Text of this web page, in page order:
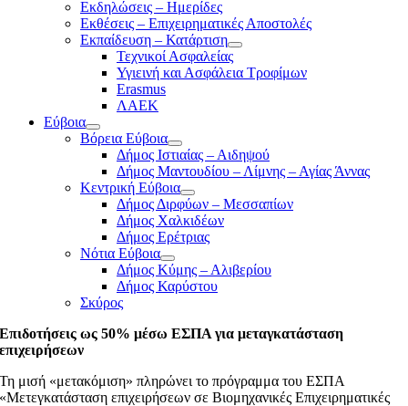
Εκδηλώσεις – Ημερίδες
Εκθέσεις – Επιχειρηματικές Αποστολές
Εκπαίδευση – Κατάρτιση
Τεχνικοί Ασφαλείας
Υγιεινή και Ασφάλεια Τροφίμων
Erasmus
ΛΑΕΚ
Εύβοια
Βόρεια Εύβοια
Δήμος Ιστιαίας – Αιδηψού
Δήμος Μαντουδίου – Λίμνης – Αγίας Άννας
Κεντρική Εύβοια
Δήμος Διρφύων – Μεσσαπίων
Δήμος Χαλκιδέων
Δήμος Ερέτριας
Νότια Εύβοια
Δήμος Κύμης – Αλιβερίου
Δήμος Καρύστου
Σκύρος
Επιδοτήσεις ως 50% μέσω ΕΣΠΑ για μεταγκατάσταση
επιχειρήσεων
Τη μισή «μετακόμιση» πληρώνει το πρόγραμμα του ΕΣΠΑ
«Μετεγκατάσταση επιχειρήσεων σε Βιομηχανικές Επιχειρηματικές